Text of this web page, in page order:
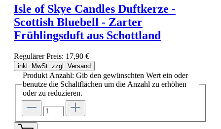
Isle of Skye Candles Duftkerze -
Scottish Bluebell - Zarter
Frühlingsduft aus Schottland
Regulärer Preis: 17,90 €
inkl. MwSt. zzgl. Versand
Produkt Anzahl: Gib den gewünschten Wert ein oder
benutze die Schaltflächen um die Anzahl zu erhöhen
oder zu reduzieren.